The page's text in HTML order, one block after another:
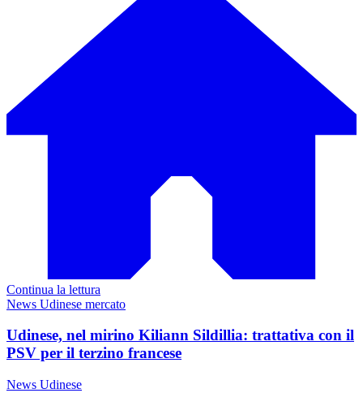
Continua la lettura
News Udinese mercato
Udinese, nel mirino Kiliann Sildillia: trattativa con il
PSV per il terzino francese
News Udinese